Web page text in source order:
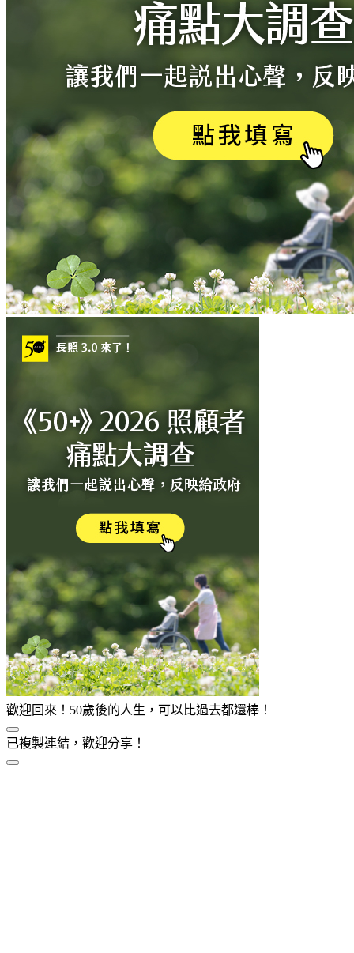
歡迎回來！50歲後的人生，可以比過去都還棒！
已複製連結，歡迎分享！